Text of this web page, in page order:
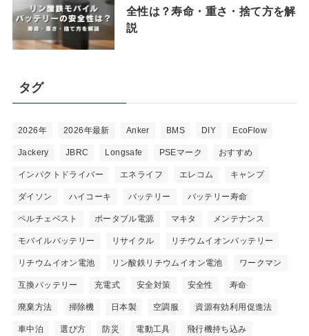
全性は？寿命・重さ・捨て方を解
説
タグ
2026年 2026年最新 Anker BMS DIY EcoFlow
Jackery JBRC Longsafe PSEマーク おすすめ
インパクトドライバー エネライフ エレコム キャンプ
ダイソン ハイコーキ バッテリー バッテリー寿命
ペルチェベスト ポータブル電源 マキタ メンテナンス
モバイルバッテリー リサイクル リチウムイオンバッテリー
リチウムイオン電池 リン酸鉄リチウムイオン電池 ワークマン
互換バッテリー 充電式 安全対策 安全性 寿命
廃棄方法 掃除機 日本製 空調服 資源有効利用促進法
車中泊 選び方 防災 電動工具 飛行機持ち込み